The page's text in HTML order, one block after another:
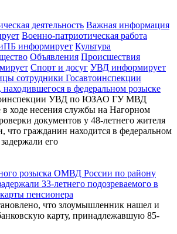
деятельность Важная информация
Военно-патриотическая работа
информирует Культура
Объявления Происшествия
Спорт и досуг УВД информирует
сотрудники Госавтоинспекции
в федеральном розыске
УВД по ЮЗАО ГУ МВД
ходе несения службы на Нагорном
документов у 48-летнего жителя
что гражданин находится в федеральном
его
розыска ОМВД России по району
33-летнего подозреваемого в
пенсионера
что злоумышленник нашел и
карту, принадлежавшую 85-